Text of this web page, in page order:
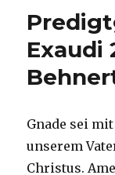
Exaudi
Gnade sei
unserem
Christus.